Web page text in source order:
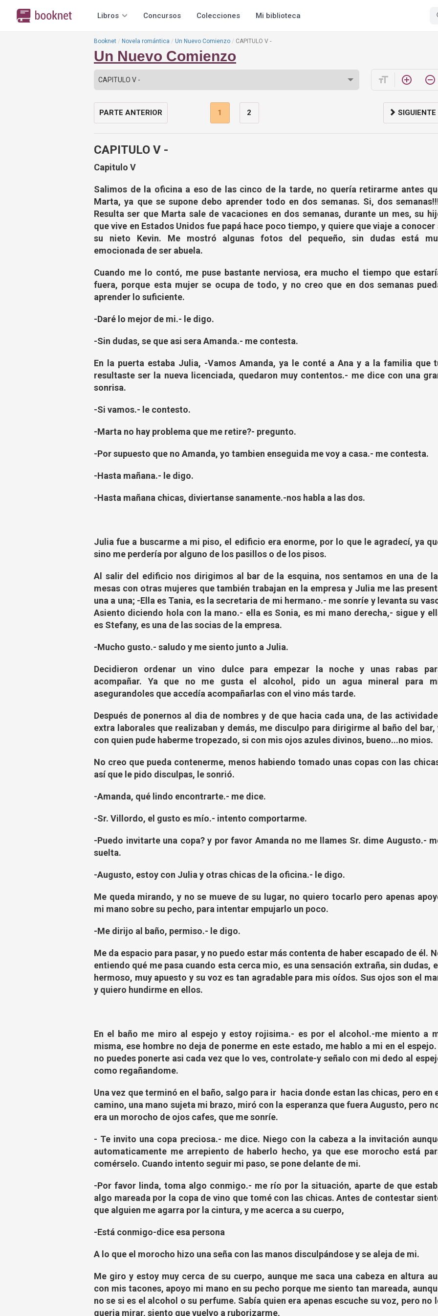
Libros Concursos Colecciones Mi biblioteca
Booknet Novela romántica Un Nuevo Comienzo CAPITULO V -
Un Nuevo Comienzo
format_size add_circle_outline remove_circle_outline
PARTE ANTERIOR 1 2 SIGUIENTE
CAPITULO V -
Capitulo V
Salimos de la oficina a eso de las cinco de la tarde, no quería retirarme antes
Marta, ya que se supone debo aprender todo en dos semanas. Si, dos
Resulta ser que Marta sale de vacaciones en dos semanas, durante un mes, su
que vive en Estados Unidos fue papá hace poco tiempo, y quiere que viaje a conocer
su nieto Kevin. Me mostró algunas fotos del pequeño, sin dudas está
emocionada de ser abuela.
Cuando me lo contó, me puse bastante nerviosa, era mucho el tiempo que
fuera, porque esta mujer se ocupa de todo, y no creo que en dos semanas
aprender lo suficiente.
-Daré lo mejor de mi.- le digo.
-Sin dudas, se que asi sera Amanda.- me contesta.
En la puerta estaba Julia, -Vamos Amanda, ya le conté a Ana y a la familia que
resultaste ser la nueva licenciada, quedaron muy contentos.- me dice con una
sonrisa.
-Si vamos.- le contesto.
-Marta no hay problema que me retire?- pregunto.
-Por supuesto que no Amanda, yo tambien enseguida me voy a casa.- me contesta.
-Hasta mañana.- le digo.
-Hasta mañana chicas, diviertanse sanamente.-nos habla a las dos.
Julia fue a buscarme a mi piso, el edificio era enorme, por lo que le agradecí, ya
sino me perdería por alguno de los pasillos o de los pisos.
Al salir del edificio nos dirigimos al bar de la esquina, nos sentamos en una de
mesas con otras mujeres que también trabajan en la empresa y Julia me las
una a una; -Ella es Tania, es la secretaria de mi hermano.- me sonríe y levanta su
Asiento diciendo hola con la mano.- ella es Sonia, es mi mano derecha,- sigue y
es Stefany, es una de las socias de la empresa.
-Mucho gusto.- saludo y me siento junto a Julia.
Decidieron ordenar un vino dulce para empezar la noche y unas rabas
acompañar. Ya que no me gusta el alcohol, pido un agua mineral para
asegurandoles que accedía acompañarlas con el vino más tarde.
Después de ponernos al dia de nombres y de que hacia cada una, de las
extra laborales que realizaban y demás, me disculpo para dirigirme al baño del bar,
con quien pude haberme tropezado, si con mis ojos azules divinos, bueno...no mios.
No creo que pueda contenerme, menos habiendo tomado unas copas con las
así que le pido disculpas, le sonrió.
-Amanda, qué lindo encontrarte.- me dice.
-Sr. Villordo, el gusto es mío.- intento comportarme.
-Puedo invitarte una copa? y por favor Amanda no me llames Sr. dime Augusto.-
suelta.
-Augusto, estoy con Julia y otras chicas de la oficina.- le digo.
Me queda mirando, y no se mueve de su lugar, no quiero tocarlo pero apenas
mi mano sobre su pecho, para intentar empujarlo un poco.
-Me dirijo al baño, permiso.- le digo.
Me da espacio para pasar, y no puedo estar más contenta de haber escapado de él.
entiendo qué me pasa cuando esta cerca mio, es una sensación extraña, sin dudas,
hermoso, muy apuesto y su voz es tan agradable para mis oídos. Sus ojos son el
y quiero hundirme en ellos.
En el baño me miro al espejo y estoy rojisima.- es por el alcohol.-me miento a
misma, ese hombre no deja de ponerme en este estado, me hablo a mi en el
no puedes ponerte asi cada vez que lo ves, controlate-y señalo con mi dedo al
como regañandome.
Una vez que terminó en el baño, salgo para ir hacia donde estan las chicas, pero en
camino, una mano sujeta mi brazo, miró con la esperanza que fuera Augusto, pero
era un morocho de ojos cafes, que me sonríe.
- Te invito una copa preciosa.- me dice. Niego con la cabeza a la invitación
automaticamente me arrepiento de haberlo hecho, ya que ese morocho está
comérselo. Cuando intento seguir mi paso, se pone delante de mi.
-Por favor linda, toma algo conmigo.- me río por la situación, aparte de que
algo mareada por la copa de vino que tomé con las chicas. Antes de contestar
que alguien me agarra por la cintura, y me acerca a su cuerpo,
-Está conmigo-dice esa persona
A lo que el morocho hizo una seña con las manos disculpándose y se aleja de mi.
Me giro y estoy muy cerca de su cuerpo, aunque me saca una cabeza en altura
con mis tacones, apoyo mi mano en su pecho porque me siento tan mareada,
no se si es el alcohol o su perfume. Sabía quien era apenas escuche su voz, pero no
queria mirar, siento que vuelvo a ruborizarme,